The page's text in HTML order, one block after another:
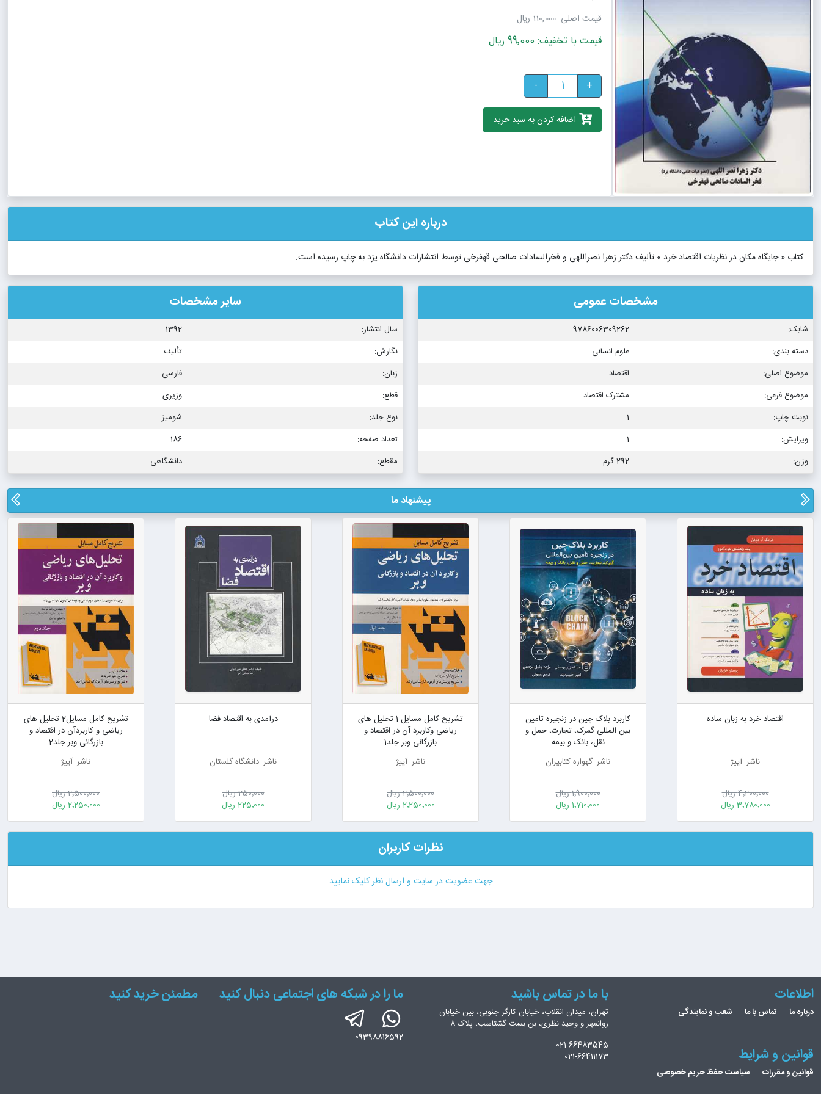
قیمت اصلی:110٬000 ریال
قیمت با تخفیف: 99٬000 ریال
+
-
اضافه کردن به سبد خرید
درباره این کتاب
کتاب « جایگاه مکان در نظریات اقتصاد خرد » تألیف دکتر زهرا نصراللهی و فخرالسادات صالحی قهفرخی توسط انتشارات دانشگاه یزد به چاپ رسیده است.
مشخصات عمومی
شابک:
9786006309262
دسته بندی:
علوم انسانی
موضوع اصلی:
اقتصاد
موضوع فرعی:
مشترک اقتصاد
نوبت چاپ:
1
ویرایش:
1
وزن:
292 گرم
سایر مشخصات
سال انتشار:
1392
نگارش:
تألیف
زبان:
فارسی
قطع:
وزیری
نوع جلد:
شومیز
تعداد صفحه:
186
مقطع:
دانشگاهی
پیشنهاد ما
اقتصاد خرد به زبان ساده
ناشر: آییژ
4٬200٬000 ریال
3٬780٬000 ریال
کاربرد بلاک چین در زنجیره تامین
بین المللی گمرک، تجارت، حمل و
نقل، بانک و بیمه
ناشر: گهواره کتابیران
1٬900٬000 ریال
1٬710٬000 ریال
تشریح کامل مسایل 1 تحلیل های
ریاضی وکاربرد آن در اقتصاد و
بازرگانی وبر جلد1
ناشر: آییژ
2٬500٬000 ریال
2٬250٬000 ریال
درآمدی به اقتصاد فضا
ناشر: دانشگاه گلستان
250٬000 ریال
225٬000 ریال
تشریح کامل مسایل2 تحلیل های
ریاضی و کاربردآن در اقتصاد و
بازرگانی وبر جلد2
ناشر: آییژ
2٬500٬000 ریال
2٬250٬000 ریال
نظرات کاربران
جهت عضویت در سایت و ارسال نظر کلیک نمایید
اطلاعات
درباره ما تماس با ما شعب و نمایندگی
قوانین و شرایط
قوانین و مقررات سیاست حفظ حریم خصوصی
با ما در تماس باشید
تهران، میدان انقلاب، خیابان کارگر جنوبی، بین خیابان
روانمهر و وحید نظری، بن بست گشتاسب، پلاک 8
021-66483545
021-66411173
ما را در شبکه های اجتماعی دنبال کنید
09398816592
مطمئن خرید کنید